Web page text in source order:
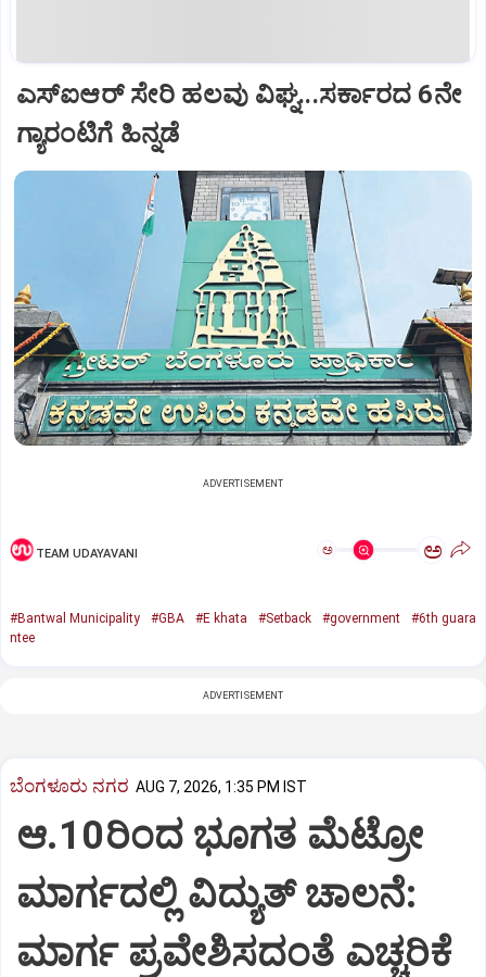
ಎಸ್‌ಐಆರ್‌ ಸೇರಿ ಹಲವು ವಿಘ್ನ...ಸರ್ಕಾರದ 6ನೇ
ಗ್ಯಾರಂಟಿಗೆ ಹಿನ್ನಡೆ
ADVERTISEMENT
TEAM UDAYAVANI ಅ ಅ
#Bantwal Municipality #GBA #E khata #Setback #government
#6th guara
ntee
ADVERTISEMENT
ಬೆಂಗಳೂರು ನಗರ AUG 7, 2026, 1:35 PM IST
ಆ.10ರಿಂದ ಭೂಗತ ಮೆಟ್ರೋ
ಮಾರ್ಗದಲ್ಲಿ ವಿದ್ಯುತ್‌ ಚಾಲನೆ:
ಮಾರ್ಗ ಪ್ರವೇಶಿಸದಂತೆ ಎಚ್ಚರಿಕೆ